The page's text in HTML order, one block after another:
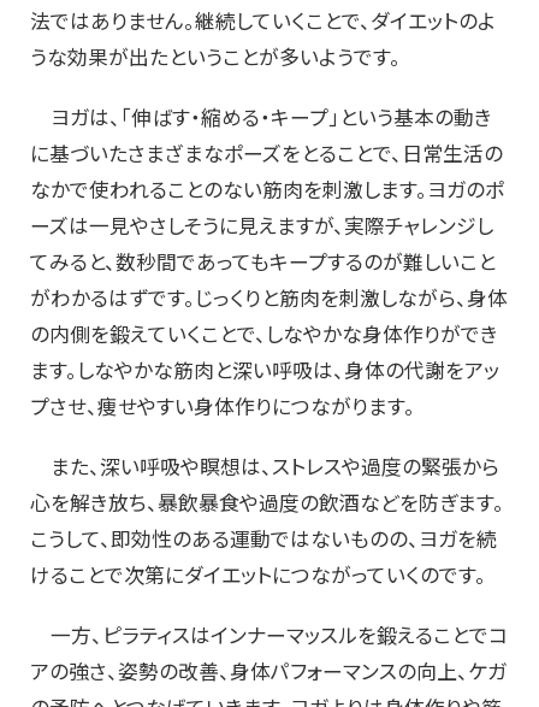
法ではありません。継続していくことで、ダイエットのよ
うな効果が出たということが多いようです。
ヨガは、「伸ばす・縮める・キープ」という基本の動き
に基づいたさまざまなポーズをとることで、日常生活の
なかで使われることのない筋肉を刺激します。ヨガのポ
ーズは一見やさしそうに見えますが、実際チャレンジし
てみると、数秒間であってもキープするのが難しいこと
がわかるはずです。じっくりと筋肉を刺激しながら、身体
の内側を鍛えていくことで、しなやかな身体作りができ
ます。しなやかな筋肉と深い呼吸は、身体の代謝をアッ
プさせ、痩せやすい身体作りにつながります。
また、深い呼吸や瞑想は、ストレスや過度の緊張から
心を解き放ち、暴飲暴食や過度の飲酒などを防ぎます。
こうして、即効性のある運動ではないものの、ヨガを続
けることで次第にダイエットにつながっていくのです。
一方、ピラティスはインナーマッスルを鍛えることでコ
アの強さ、姿勢の改善、身体パフォーマンスの向上、ケガ